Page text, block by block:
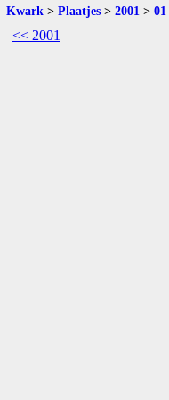
Kwark > Plaatjes > 2001 > 01
<< 2001